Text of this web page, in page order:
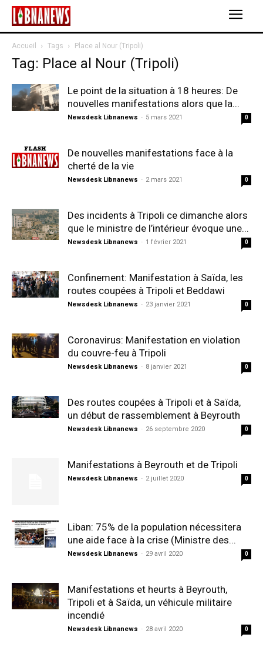
Accueil Tags Place al Nour (Tripoli)
Tag: Place al Nour (Tripoli)
Le point de la situation à 18 heures: De
nouvelles manifestations alors que la...
Newsdesk Libnanews - 5 mars 2021 0
De nouvelles manifestations face à la
cherté de la vie
Newsdesk Libnanews - 2 mars 2021 0
Des incidents à Tripoli ce dimanche alors
que le ministre de l’intérieur évoque une...
Newsdesk Libnanews - 1 février 2021 0
Confinement: Manifestation à Saïda, les
routes coupées à Tripoli et Beddawi
Newsdesk Libnanews - 23 janvier 2021 0
Coronavirus: Manifestation en violation
du couvre-feu à Tripoli
Newsdesk Libnanews - 8 janvier 2021 0
Des routes coupées à Tripoli et à Saïda,
un début de rassemblement à Beyrouth
Newsdesk Libnanews - 26 septembre 2020 0
Manifestations à Beyrouth et de Tripoli
Newsdesk Libnanews - 2 juillet 2020 0
Liban: 75% de la population nécessitera
une aide face à la crise (Ministre des...
Newsdesk Libnanews - 29 avril 2020 0
Manifestations et heurts à Beyrouth,
Tripoli et à Saïda, un véhicule militaire
incendié
Newsdesk Libnanews - 28 avril 2020 0